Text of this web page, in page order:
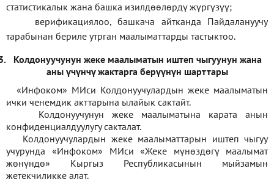
статистикалык жана башка изилдөөлөрдү жүргүзүү;
верификациялоо,башкача айтканда Пайдалануучу
тарабынан бериле утрган маалыматтарды тастыктоо.
Колдонуучунун жеке маалыматын иштеп чыгуунун жана
аны үчүнчү жактарга берүүнүн шарттары
«Инфоком» МИси Колдонуучулардын жеке маалыматын
ички ченемдик акттарына ылайык сактайт.
Колдонуучунун жеке маалыматына карата анын
конфиденциалдуулугу сакталат.
Колдонуучулардын жеке маалыматтарын иштеп чыгуу
учурунда «Инфоком» МИси«Жеке мүнөздөгү маалымат
жөнүндө» Кыргыз Республикасынын мыйзамын
жетекчиликке алат.